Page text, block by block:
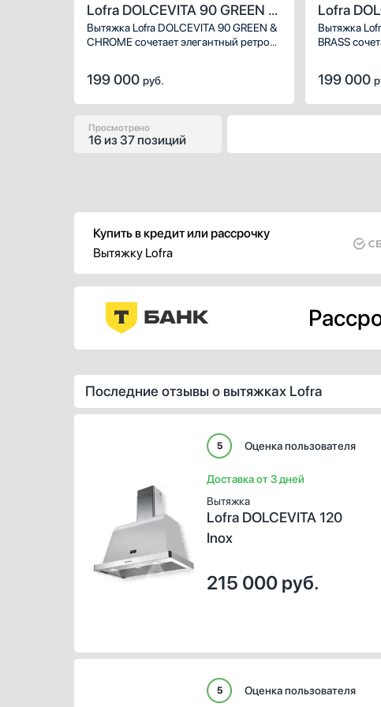
Lofra DOLCEVITA 90 GREEN &
CHROME
Вытяжка Lofra DOLCEVITA 90 GREEN &
CHROME сочетает элегантный ретро-
зелёный корпус с хромированными
в интерьере кухни, а режимы отвода
и рециркуляции эффективно удаляют
пар, запахи и жировые частицы.
199 000 руб.
Lofra
BRASS
Вытяжка
BRASS
элементами
а режимы
пара,
199 000
Просмотрено
16 из37 позиций
Купить в кредит или рассрочку
Вытяжку Lofra
Последние отзывы о вытяжках Lofra
5 Оценка пользователя
Доставка от 3 дней
Вытяжка
Lofra DOLCEVITA 120
Inox
215 000 руб.
5 Оценка пользователя